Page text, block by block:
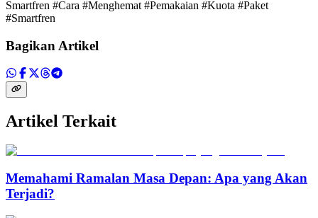
Smartfren #Cara #Menghemat #Pemakaian #Kuota #Paket
#Smartfren
Bagikan Artikel
Artikel Terkait
Memahami Ramalan Masa Depan: Apa yang Akan
Terjadi?